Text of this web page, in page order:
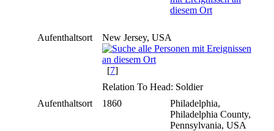
Aufenthaltsort New Jersey, USA
[7]
Relation To Head: Soldier
Aufenthaltsort
1860
Philadelphia,
Philadelphia County,
Pennsylvania, USA